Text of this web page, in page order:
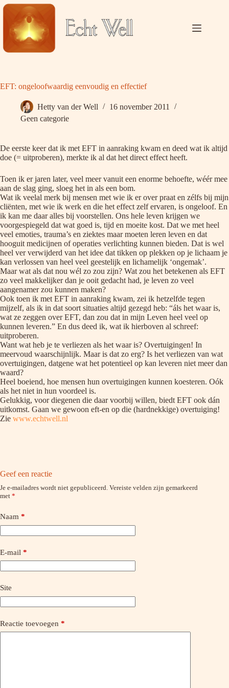
Ga
inhoud
EFT: ongeloofwaardig eenvoudig en effectief
Hetty van der Well
16 november 2011
Geen categorie
De eerste keer dat ik met EFT in aanraking kwam en deed wat ik altijd
doe (= uitproberen), merkte ik al dat het direct effect heeft.
Toen ik er jaren later, veel meer vanuit een enorme behoefte, wéér mee
aan de slag ging, sloeg het in als een bom.
Wat ik veelal merk bij mensen met wie ik er over praat en zélfs bij mijn
cliënten, met wie ik werk en die het effect zelf ervaren, is ongeloof. En
ik kan me daar alles bij voorstellen. Ons hele leven krijgen we
voorgespiegeld dat wat goed is, tijd en moeite kost. Dat we met heel
veel emoties, trauma’s en ziektes maar moeten leren leven en dat
hooguit medicijnen of operaties verlichting kunnen bieden. Dat is wel
heel ver verwijderd van het idee dat tikken op plekken op je lichaam je
kan verlossen van heel veel geestelijk en lichamelijk ‘ongemak’.
Maar wat als dat nou wél zo zou zijn? Wat zou het betekenen als EFT
zo veel makkelijker dan je ooit gedacht had, je leven zo veel
aangenamer zou kunnen maken?
Ook toen ik met EFT in aanraking kwam, zei ik hetzelfde tegen
mijzelf, als ik in dat soort situaties altijd gezegd heb: “áls het waar is,
wat ze zeggen over EFT, dan zou dat in mijn Leven heel veel op
kunnen leveren.” En dus deed ik, wat ik hierboven al schreef:
uitproberen.
Want wat heb je te verliezen als het waar is? Overtuigingen! In
meervoud waarschijnlijk. Maar is dat zo erg? Is het verliezen van wat
overtuigingen, datgene wat het potentieel op kan leveren niet meer dan
waard?
Heel boeiend, hoe mensen hun overtuigingen kunnen koesteren. Oók
als het niet in hun voordeel is.
Gelukkig, voor diegenen die daar voorbij willen, biedt EFT ook dán
uitkomst. Gaan we gewoon eft-en op die (hardnekkige) overtuiging!
Zie www.echtwell.nl
Geef een reactie
Je e-mailadres wordt niet gepubliceerd. Vereiste velden zijn gemarkeerd
met *
Naam *
E-mail *
Site
Reactie toevoegen *